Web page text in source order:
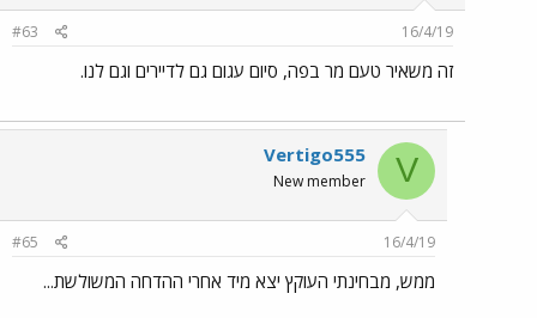
16/4/19
#63
זה משאיר טעם מר בפה, סיום עגום גם לדיירים וגם לנו.
V
Vertigo555
New member
16/4/19
#65
ממש, מבחינתי העוקץ יצא מיד אחרי ההדחה המשולשת...